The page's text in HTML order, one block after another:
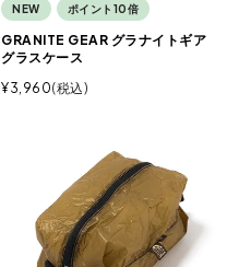
NEW ポイント10倍
GRANITE GEAR グラナイトギア
グラスケース
¥3,960 税込